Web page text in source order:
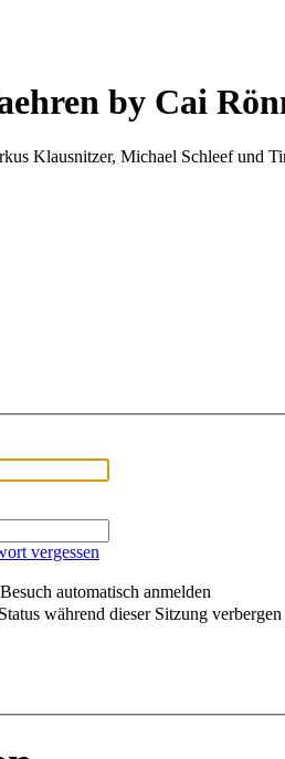
by Cai
Klausnitzer, Michael Schleef und
vergessen
automatisch anmelden
während dieser Sitzung verbergen